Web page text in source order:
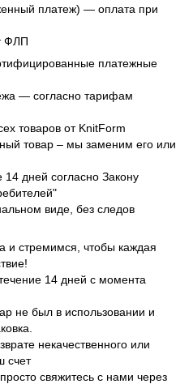
платеж) — оплата при
ФЛП
платежные
— согласно тарифам
товаров от KnitForm
товар – мы заменим его или
14 дней согласно Закону
виде, без следов
и стремимся, чтобы каждая
14 дней с момента
не был в использовании и
некачественного или
счет
свяжитесь с нами через